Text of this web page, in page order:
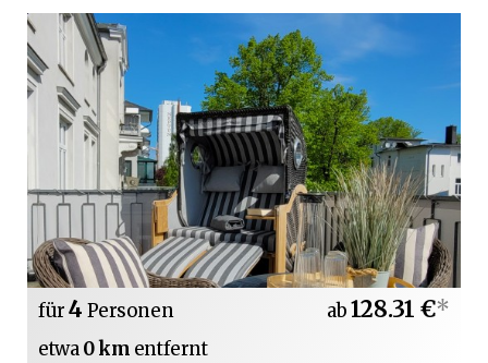
für4 Personen
etwa0 km entfernt
ab128.31 €*